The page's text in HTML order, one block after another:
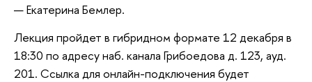
Екатерина Бемлер.
Лекция пройдет в гибридном формате 12 декабря в
18:30 по адресу наб. канала Грибоедова д. 123, ауд.
201. Ссылка для онлайн-подключения будет